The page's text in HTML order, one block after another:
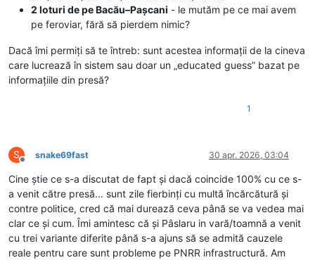
2 loturi de pe Bacău–Pașcani - le mutăm pe ce mai avem
pe feroviar, fără să pierdem nimic?
Dacă îmi permiți să te întreb: sunt acestea informații de la cineva
care lucrează în sistem sau doar un „educated guess” bazat pe
informațiile din presă?
1
S
Deconectat
snake69fast 30 apr. 2026, 03:04
Cine știe ce s-a discutat de fapt și dacă coincide 100% cu ce s-
a venit către presă... sunt zile fierbinți cu multă încărcătură și
contre politice, cred că mai durează ceva până se va vedea mai
clar ce și cum. Îmi amintesc că și Pâslaru in vară/toamnă a venit
cu trei variante diferite până s-a ajuns să se admită cauzele
reale pentru care sunt probleme pe PNRR infrastructură. Am